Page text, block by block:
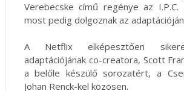
Verebecske című regénye az I.P.C.
most pedig dolgoznak az
A Netflix elképesztően
adaptációjának co-creatora, Scott
a belőle készülő sorozatért, a
Johan Renck-kel közösen.